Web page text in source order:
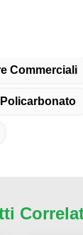
Commerciali